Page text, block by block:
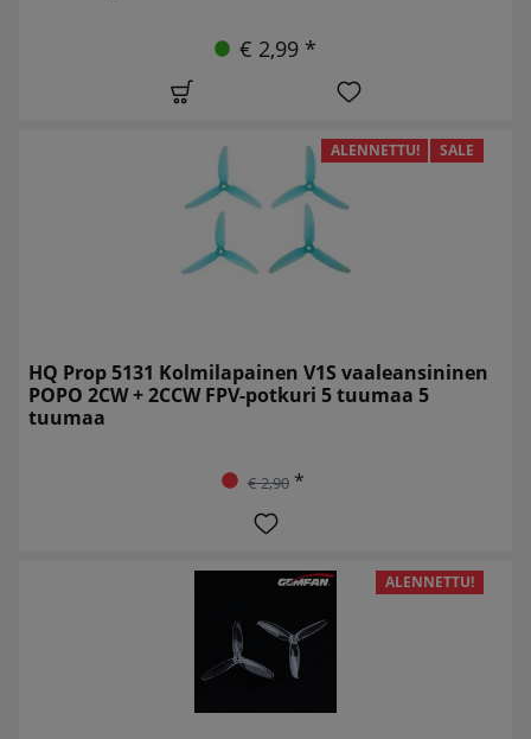
€ 2,99 *
ALENNETTU! SALE
HQ Prop 5131 Kolmilapainen V1S vaaleansininen
POPO 2CW + 2CCW FPV-potkuri 5 tuumaa 5
tuumaa
€ 2,90*
ALENNETTU!